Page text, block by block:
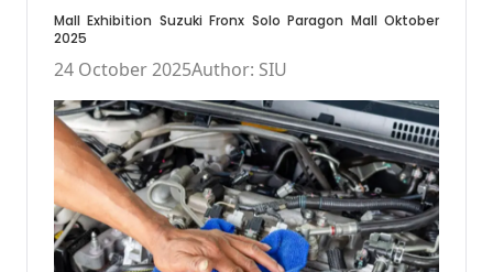
Mall Exhibition Suzuki Fronx Solo Paragon Mall Oktober
2025
24 October 2025Author: SIU